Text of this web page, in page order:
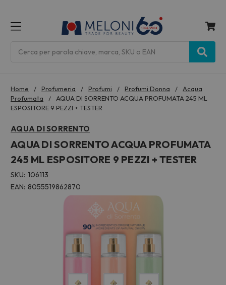
Home Profumeria Profumi Profumi Donna
Acqua
Profumata
AQUA DI SORRENTO ACQUA PROFUMATA 245 ML
ESPOSITORE 9 PEZZI + TESTER
AQUA DI SORRENTO
AQUA DI SORRENTO ACQUA PROFUMATA
245 ML ESPOSITORE 9 PEZZI + TESTER
SKU: 106113
EAN: 8055519862870